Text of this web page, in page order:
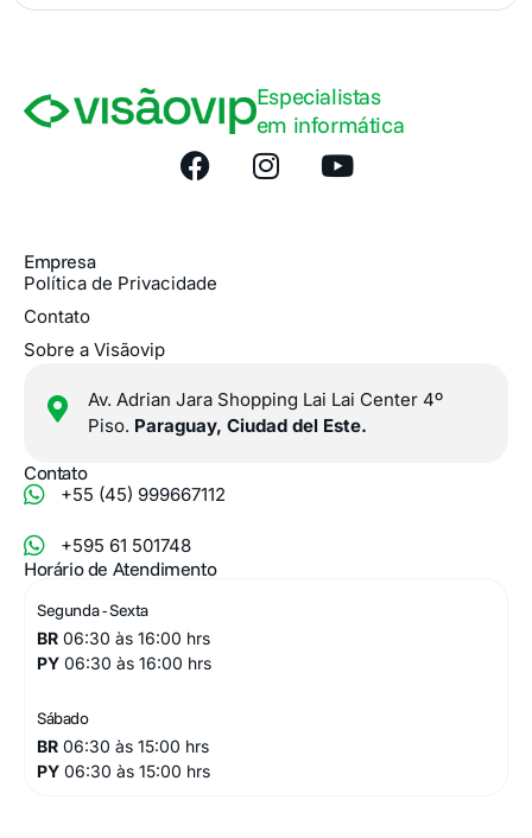
Especialistas
em informática
Empresa
Política de Privacidade
Contato
Sobre a Visãovip
Av. Adrian Jara Shopping Lai Lai Center 4º
Piso. Paraguay, Ciudad del Este.
Contato
+55 (45) 999667112
+595 61 501748
Horário de Atendimento
Segunda - Sexta
BR 06:30 às 16:00 hrs
PY 06:30 às 16:00 hrs
Sábado
BR 06:30 às 15:00 hrs
PY 06:30 às 15:00 hrs